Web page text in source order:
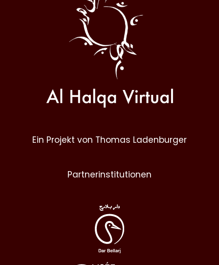
Ein Projekt von Thomas Ladenburger
Partnerinstitutionen